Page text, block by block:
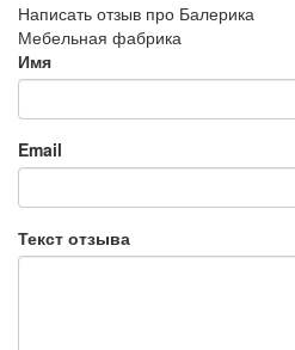
Написать отзыв про Балерика
Мебельная фабрика
Имя
Email
Текст отзыва